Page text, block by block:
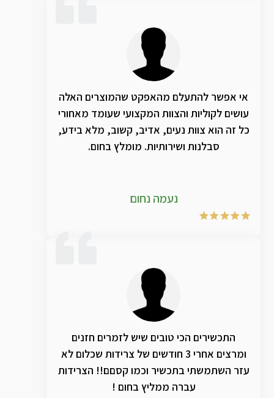
אי אפשר להתעלם מהאפקט שהמוצרים האלה
עושים לקוליות והצוות המקצועי שעומד מאחורי
כל זה הוא צוות נעים, אדיב, קשוב, מלא בידע,
סבלנות ושירותיות. מומלץ בחום.
נעמה נחום
התכשירים הכי טובים שיש לזמרים חזנים
ומרצים אחרי 3 חודשים של צרידות שכלום לא
עזר השתמשתי בתכשיר וכמו קסםם!! הצרידות
עברה ממליץ בחום !